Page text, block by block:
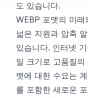
도 있습니다.
WEBP 포맷의 미래
넓은 지원과 압축
있습니다. 인터넷
일 크기로 고품질
맷에 대한 수요는
를 포함한 새로운